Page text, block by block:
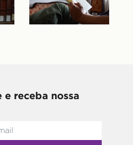
e receba nossa